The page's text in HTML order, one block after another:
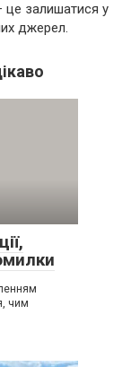
це залишатися у
джерел.
чим